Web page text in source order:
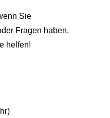
Sie
Fragen haben.
helfen!